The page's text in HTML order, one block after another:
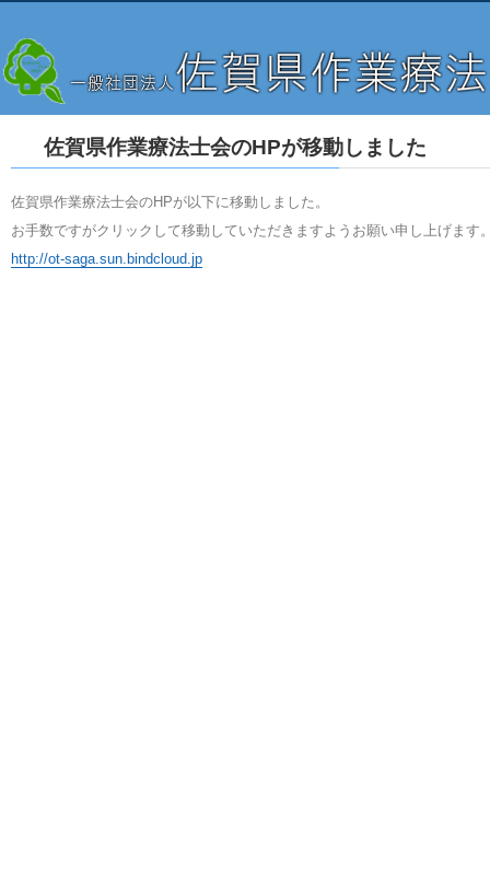
佐賀県作業療法士会のHPが移動しました
佐賀県作業療法士会のHPが以下に移動しました。
お手数ですがクリックして移動していただきますようお願い申し上げます
http://ot-saga.sun.bindcloud.jp